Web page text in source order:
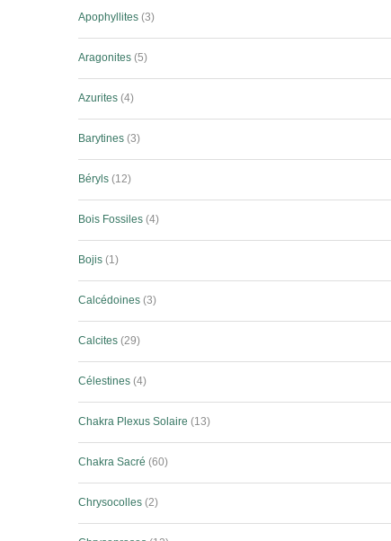
Apophyllites 3
Aragonites 5
Azurites 4
Barytines 3
Béryls 12
Bois Fossiles 4
Bojis 1
Calcédoines 3
Calcites 29
Célestines 4
Chakra Plexus Solaire 13
Chakra Sacré 60
Chrysocolles 2